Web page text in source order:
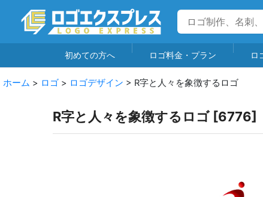
初めての方へ ロゴ料金・プラン ロ
ホーム > ロゴ > ロゴデザイン > R字と人々を象徴するロゴ
R字と人々を象徴するロゴ [6776]